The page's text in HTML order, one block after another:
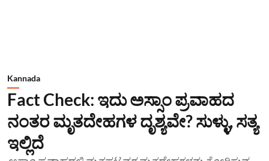
Kannada
Fact Check: ಇದು ಅಸ್ಸಾಂ ಪ್ರವಾಹದ
ನಂತರ ಮೃತದೇಹಗಳ ದೃಶ್ಯವೇ? ಸುಳ್ಳು, ಸತ್ಯ
ಇಲ್ಲಿದೆ